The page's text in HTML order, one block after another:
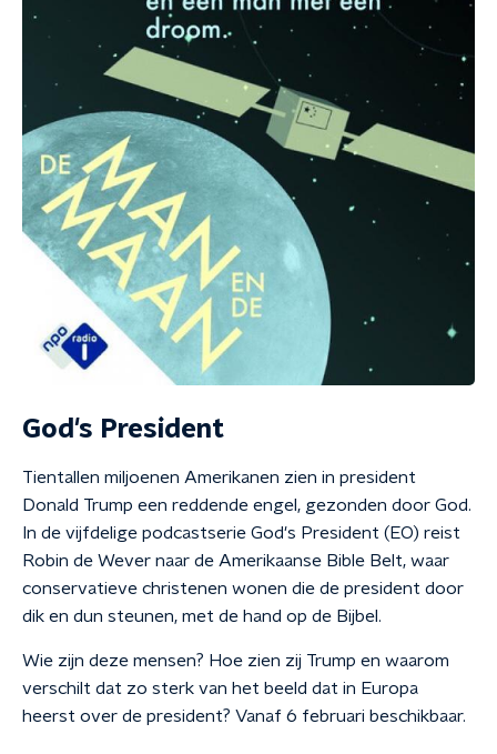
God's President
Tientallen miljoenen Amerikanen zien in president
Donald Trump een reddende engel, gezonden door God.
In de vijfdelige podcastserie God's President (EO) reist
Robin de Wever naar de Amerikaanse Bible Belt, waar
conservatieve christenen wonen die de president door
dik en dun steunen, met de hand op de Bijbel.
Wie zijn deze mensen? Hoe zien zij Trump en waarom
verschilt dat zo sterk van het beeld dat in Europa
heerst over de president? Vanaf 6 februari beschikbaar.